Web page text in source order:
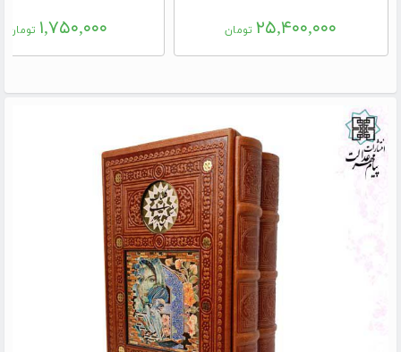
۲۵,۴۰۰,۰۰۰ تومان ۱,۷۵۰,۰۰۰ تومان